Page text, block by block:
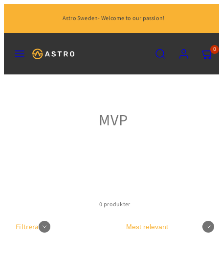
innehåll
Astro Sweden- Welcome to our passion!
VISA
MIN
(0)
0
MVP
0 produkter
Filtrera Sortera